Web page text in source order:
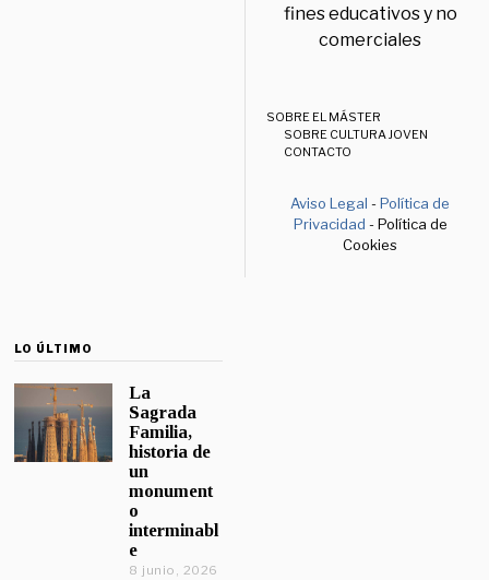
fines educativos y no
comerciales
SOBRE EL MÁSTER
SOBRE CULTURA JOVEN
CONTACTO
Aviso Legal -Política de
Privacidad - Política de
Cookies
LO ÚLTIMO
La
Sagrada
Familia,
historia de
un
monument
o
interminabl
e
8 junio, 2026